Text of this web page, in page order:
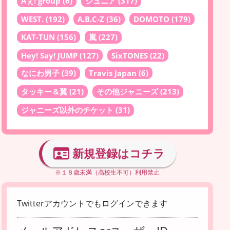
WEST. (192) A.B.C-Z (36) DOMOTO (179)
KAT-TUN (156) 嵐 (227)
Hey! Say! JUMP (127) SixTONES (22)
なにわ男子 (39) Travis Japan (6)
タッキー＆翼 (21) その他ジャニーズ(213)
ジャニーズ以外のチケット (31)
新規登録はコチラ
※１８歳未満（高校生不可）利用禁止
Twitterアカウントでもログインできます